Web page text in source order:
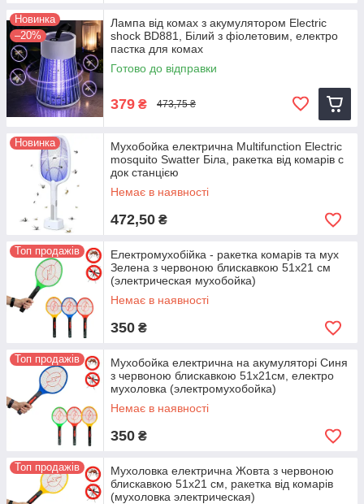
Новинка
–20%
Лампа від комах з акумулятором Electric
shock BD881, Білий з фіолетовим, електро
пастка для комах
Готово до відправки
379 ₴ 473,75 ₴
Новинка
Мухобойка електрична Multifunction Electric
mosquito Swatter Біла, ракетка від комарів с
док станцією
Немає в наявності
472,50 ₴
Топ продажів
Електромухобійка - ракетка комарів та мух
Зелена з червоною блискавкою 51х21 см
(электрическая мухобойка)
Немає в наявності
350 ₴
Топ продажів
Мухобойка електрична на акумуляторі Синя
з червоною блискавкою 51х21см, електро
мухоловка (электромухобойка)
Немає в наявності
350 ₴
Топ продажів
Мухоловка електрична Жовта з червоною
блискавкою 51х21 см, ракетка від комарів
(мухоловка электрическая)